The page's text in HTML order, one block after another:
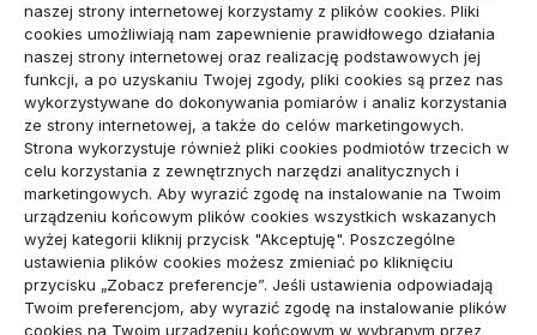
naszej strony internetowej korzystamy z plików cookies. Pliki
cookies umożliwiają nam zapewnienie prawidłowego działania
naszej strony internetowej oraz realizację podstawowych jej
funkcji, a po uzyskaniu Twojej zgody, pliki cookies są przez nas
wykorzystywane do dokonywania pomiarów i analiz korzystania
ze strony internetowej, a także do celów marketingowych.
Strona wykorzystuje również pliki cookies podmiotów trzecich w
celu korzystania z zewnętrznych narzędzi analitycznych i
marketingowych. Aby wyrazić zgodę na instalowanie na Twoim
urządzeniu końcowym plików cookies wszystkich wskazanych
wyżej kategorii kliknij przycisk "Akceptuję". Poszczególne
ustawienia plików cookies możesz zmieniać po kliknięciu
przycisku „Zobacz preferencje”. Jeśli ustawienia odpowiadają
Twoim preferencjom, aby wyrazić zgodę na instalowanie plików
cookies na Twoim urządzeniu końcowym w wybranym przez
Amortyzator Audi A6 C7 – najczęstsze usterki i
sposoby naprawy
Komunikacja marki osobistej przed kontaktem z
mediami
wizytówka nap